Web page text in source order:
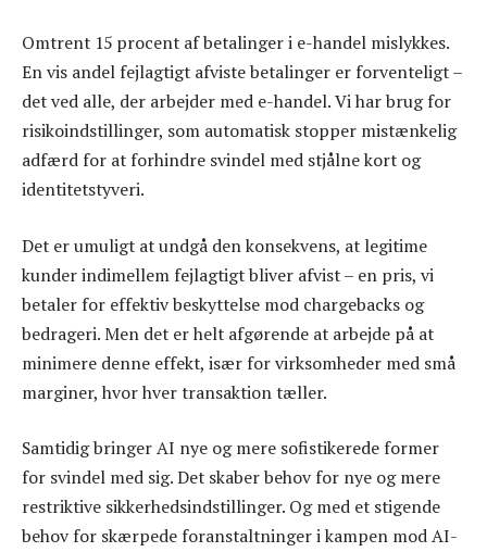
Omtrent 15 procent af betalinger i e-handel mislykkes.
En vis andel fejlagtigt afviste betalinger er forventeligt –
det ved alle, der arbejder med e-handel. Vi har brug for
risikoindstillinger, som automatisk stopper mistænkelig
adfærd for at forhindre svindel med stjålne kort og
identitetstyveri.
Det er umuligt at undgå den konsekvens, at legitime
kunder indimellem fejlagtigt bliver afvist – en pris, vi
betaler for effektiv beskyttelse mod chargebacks og
bedrageri. Men det er helt afgørende at arbejde på at
minimere denne effekt, især for virksomheder med små
marginer, hvor hver transaktion tæller.
Samtidig bringer AI nye og mere sofistikerede former
for svindel med sig. Det skaber behov for nye og mere
restriktive sikkerhedsindstillinger. Og med et stigende
behov for skærpede foranstaltninger i kampen mod AI-